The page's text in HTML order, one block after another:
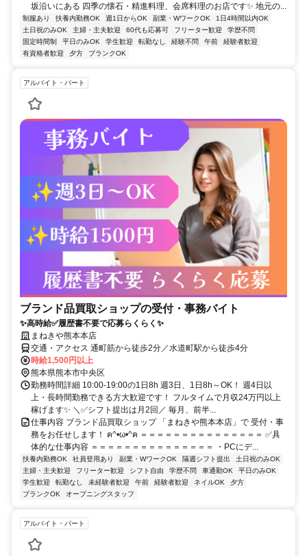
坂沿いにある 四季の懐石・精進料理、会席料理のお店です✨ 地元の...
制服あり 扶養内勤務OK 週1日からOK 副業・WワークOK
1日4時間以内OK
土日祝のみOK
主婦・主夫歓迎 60代も応募可 フリーター歓迎
学歴不問
固定時間制
平日のみOK 学生歓迎 転勤なし 経験不問 午前
経験者歓迎
有資格者歓迎
夕方 ブランクOK
アルバイト・パート
ブランド品買取ショップの受付・事務バイト
✨高時給✅履歴書不要で応募らくらく✨
まねきや熊本本店
交通・アクセス 通町筋から徒歩2分／水道町駅から徒歩4分
時給1,500円以上
熊本県熊本市中央区
勤務時間詳細 10:00-19:00の1日8h 週3日、1日8h～OK！ 週4日以
上・長時間勤務できる方大歓迎です！ フルタイムで月収24万円以上
稼げます✨ ＼✅シフト提出は月2回／ 毎月、前半...
仕事内容 ブランド品買取ショップ 「まねきや熊本本店」で 受付・事
務をお任せします！ ฅ^•ω•^ฅ ＝＝＝＝＝＝＝＝＝＝＝＝＝＝＝ ✅具
体的な仕事内容 ＝＝＝＝＝＝＝＝＝＝＝＝＝＝＝ ・PCにデ...
扶養内勤務OK 社員登用あり 副業・WワークOK 隔週シフト提出
土日祝のみOK
主婦・主夫歓迎
フリーター歓迎 シフト自由 学歴不問 車通勤OK
平日のみOK
学生歓迎
転勤なし 未経験者歓迎 午前 経験者歓迎 ネイルOK
夕方
ブランクOK
オープニングスタッフ
アルバイト・パート